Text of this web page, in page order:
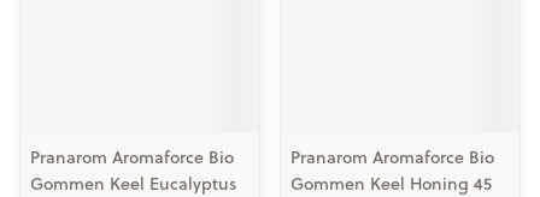
Pranarom Aromaforce Bio
Gommen Keel Eucalyptus
Pranarom Aromaforce Bio
Gommen Keel Honing 45